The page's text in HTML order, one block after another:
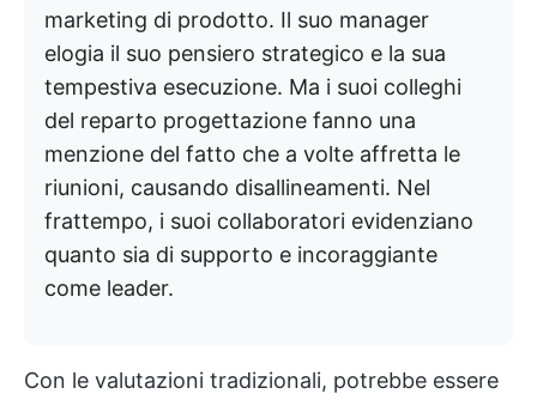
marketing di prodotto. Il suo manager
elogia il suo pensiero strategico e la sua
tempestiva esecuzione. Ma i suoi colleghi
del reparto progettazione fanno una
menzione del fatto che a volte affretta le
riunioni, causando disallineamenti. Nel
frattempo, i suoi collaboratori evidenziano
quanto sia di supporto e incoraggiante
come leader.
Con le valutazioni tradizionali, potrebbe essere